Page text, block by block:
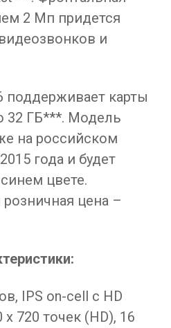
2 Мп придется
и
поддерживает карты
32 ГБ***. Модель
на российском
года и будет
цвете.
цена –
IPS on-cell с HD
720 точек (HD), 16